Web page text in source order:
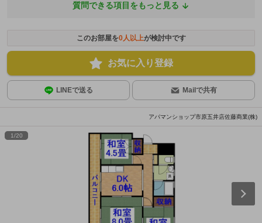
質問できる項目をもっと見る
このお部屋を0人以上が検討中です
お気に入り登録
LINEで送る Mailで共有
アパマンショップ市原五井店佐藤商業(株)
1/20